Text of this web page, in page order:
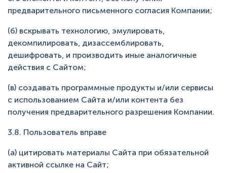
предварительного письменного согласия Компании;
(б) вскрывать технологию, эмулировать,
декомпилировать, дизассемблировать,
дешифровать, и производить иные аналогичные
действия с Сайтом;
(в) создавать программные продукты и/или сервисы
с использованием Сайта и/или контента без
получения предварительного разрешения Компании.
3.8. Пользователь вправе
(а) цитировать материалы Сайта при обязательной
активной ссылке на Сайт;